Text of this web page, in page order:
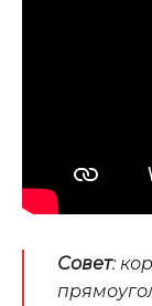
Совет: